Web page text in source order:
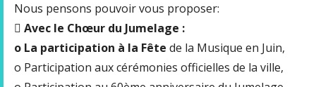
Nous pensons pouvoir vous proposer:
 Avec le Chœur du Jumelage :
o La participation à la Fête de la Musique en Juin,
o Participation aux cérémonies officielles de la ville,